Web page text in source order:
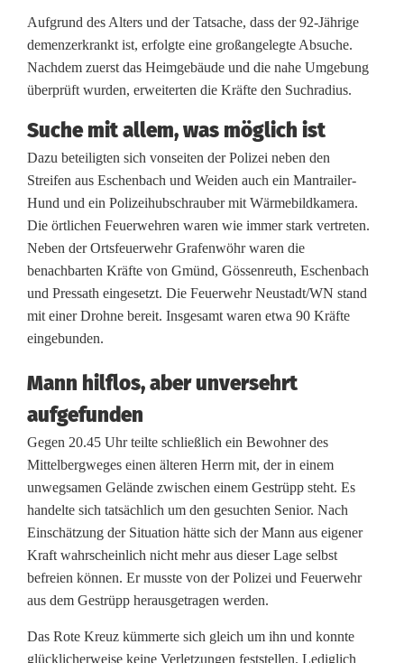
c
h
S
e
n
i
o
r
n
i
t
g
l
ü
c
k
l
Aufgrund des Alters und der Tatsache, dass der 92-Jährige
demenzerkrankt ist, erfolgte eine großangelegte Absuche.
Nachdem zuerst das Heimgebäude und die nahe Umgebung
überprüft wurden, erweiterten die Kräfte den Suchradius.
Suche mit allem, was möglich ist
Dazu beteiligten sich vonseiten der Polizei neben den
Streifen aus Eschenbach und Weiden auch ein Mantrailer-
Hund und ein Polizeihubschrauber mit Wärmebildkamera.
Die örtlichen Feuerwehren waren wie immer stark vertreten.
Neben der Ortsfeuerwehr Grafenwöhr waren die
benachbarten Kräfte von Gmünd, Gössenreuth, Eschenbach
und Pressath eingesetzt. Die Feuerwehr Neustadt/WN stand
mit einer Drohne bereit. Insgesamt waren etwa 90 Kräfte
eingebunden.
Mann hilflos, aber unversehrt
aufgefunden
Gegen 20.45 Uhr teilte schließlich ein Bewohner des
Mittelbergweges einen älteren Herrn mit, der in einem
unwegsamen Gelände zwischen einem Gestrüpp steht. Es
handelte sich tatsächlich um den gesuchten Senior. Nach
Einschätzung der Situation hätte sich der Mann aus eigener
Kraft wahrscheinlich nicht mehr aus dieser Lage selbst
befreien können. Er musste von der Polizei und Feuerwehr
aus dem Gestrüpp herausgetragen werden.
Das Rote Kreuz kümmerte sich gleich um ihn und konnte
glücklicherweise keine Verletzungen feststellen. Lediglich